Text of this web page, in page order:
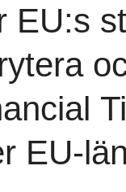
EU:s
EU-